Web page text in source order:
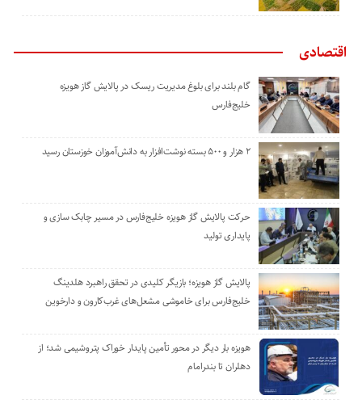
اقتصادی
گام بلند برای بلوغ مدیریت ریسک در پالایش گاز هویزه
خلیج‌فارس
۲ هزار و ۵۰۰ بسته نوشت‌افزار به دانش‌آموزان خوزستان رسید
حرکت پالایش گاز هویزه خلیج‌فارس در مسیر چابک سازی و
پایداری تولید
پالایش گاز هویزه؛ بازیگر کلیدی در تحقق راهبرد هلدینگ
خلیج‌فارس برای خاموشی مشعل‌های غرب‌کارون و دارخوین
هویزه بار دیگر در محور تأمین پایدار خوراک پتروشیمی شد؛ از
دهلران تا بندرامام